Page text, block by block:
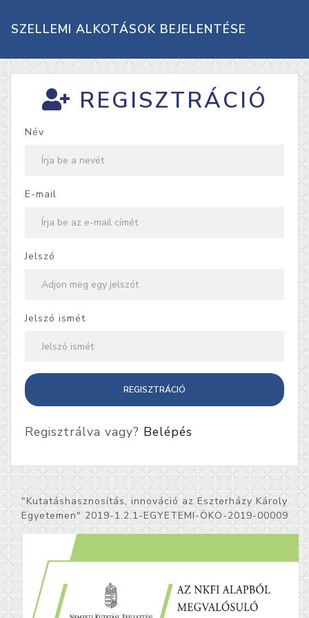
SZELLEMI ALKOTÁSOK BEJELENTÉSE
REGISZTRÁCIÓ
Név
E-mail
Jelszó
Jelszó ismét
REGISZTRÁCIÓ
Regisztrálva vagy? Belépés
"Kutatáshasznosítás, innováció az Eszterházy Károly
Egyetemen" 2019-1.2.1-EGYETEMI-ÖKO-2019-00009